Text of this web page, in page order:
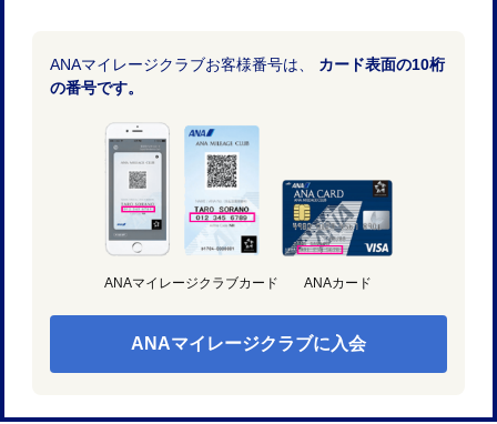
ANAマイレージクラブお客様番号は、 カード表面の10桁
の番号です。
ANAマイレージクラブカード ANAカード
ANAマイレージクラブに入会